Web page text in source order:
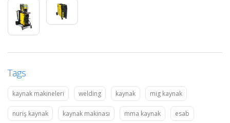
Tags
kaynak makineleri welding kaynak mig kaynak
nuriş kaynak kaynak makinası mma kaynak esab